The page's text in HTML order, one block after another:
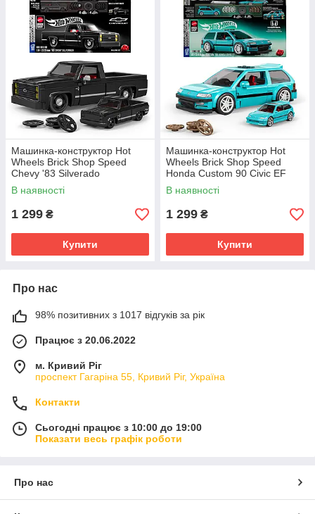
Машинка-конструктор Hot
Wheels Brick Shop Speed
Chevy '83 Silverado
В наявності
1 299 ₴
Купити
Машинка-конструктор Hot
Wheels Brick Shop Speed
Honda Custom 90 Civic EF
В наявності
1 299 ₴
Купити
Про нас
98% позитивних з 1017 відгуків за рік
Працює з 20.06.2022
м. Кривий Ріг
проспект Гагаріна 55, Кривий Ріг, Україна
Контакти
Сьогодні працює з 10:00 до 19:00
Показати весь графік роботи
Про нас